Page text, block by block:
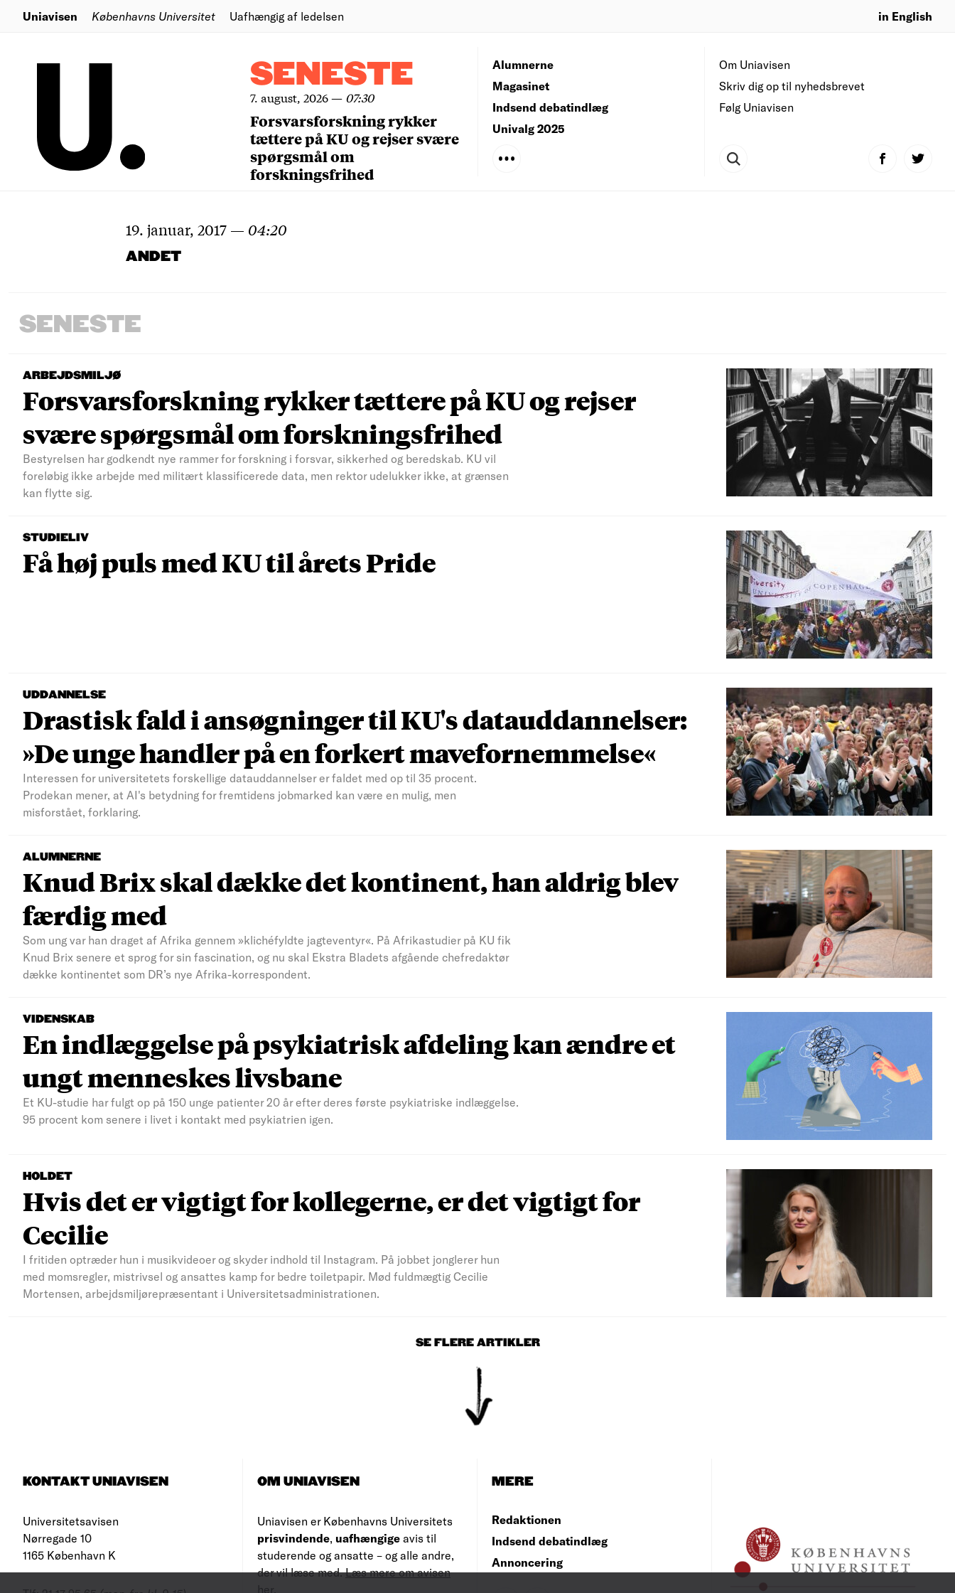
Uniavisen Københavns Universitet Uafhængig af ledelsen in English
SENESTE
7. august, 2026— 07:30
Forsvarsforskning rykker
tættere på KU og rejser svære
spørgsmål om
forskningsfrihed
Om Uniavisen
Skriv dig op til nyhedsbrevet
Følg Uniavisen
Alumnerne
Magasinet
Indsend debatindlæg
Univalg 2025
19. januar, 2017 — 04:20
ANDET
SENESTE
ARBEJDSMILJØ
Forsvarsforskning rykker tættere på KU og rejser
svære spørgsmål om forskningsfrihed
Bestyrelsen har godkendt nye rammer for forskning i forsvar, sikkerhed og beredskab. KU vil
foreløbig ikke arbejde med militært klassificerede data, men rektor udelukker ikke, at grænsen
kan flytte sig.
STUDIELIV
Få høj puls med KU til årets Pride
UDDANNELSE
Drastisk fald i ansøgninger til KU's datauddannelser:
»De unge handler på en forkert mavefornemmelse«
Interessen for universitetets forskellige datauddannelser er faldet med op til 35 procent.
Prodekan mener, at AI's betydning for fremtidens jobmarked kan være en mulig, men
misforstået, forklaring.
ALUMNERNE
Knud Brix skal dække det kontinent, han aldrig blev
færdig med
Som ung var han draget af Afrika gennem »klichéfyldte jagteventyr«. På Afrikastudier på KU fik
Knud Brix senere et sprog for sin fascination, og nu skal Ekstra Bladets afgående chefredaktør
dække kontinentet som DR’s nye Afrika-korrespondent.
VIDENSKAB
En indlæggelse på psykiatrisk afdeling kan ændre et
ungt menneskes livsbane
Et KU-studie har fulgt op på 150 unge patienter 20 år efter deres første psykiatriske indlæggelse.
95 procent kom senere i livet i kontakt med psykiatrien igen.
HOLDET
Hvis det er vigtigt for kollegerne, er det vigtigt for
Cecilie
I fritiden optræder hun i musikvideoer og skyder indhold til Instagram. På jobbet jonglerer hun
med momsregler, mistrivsel og ansattes kamp for bedre toiletpapir. Mød fuldmægtig Cecilie
Mortensen, arbejdsmiljørepræsentant i Universitetsadministrationen.
SE FLERE ARTIKLER
KONTAKT UNIAVISEN
Universitetsavisen
Nørregade 10
1165 København K
OM UNIAVISEN
Uniavisen er Københavns Universitets
prisvindende, uafhængige avis til
studerende og ansatte – og alle andre,
der vil læse med.Læs mere om avisen
her
MERE
Redaktionen
Indsend debatindlæg
Annoncering